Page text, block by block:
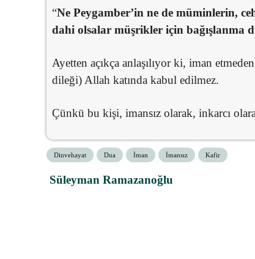
“Ne Peygamber’in ne de müminlerin,
dahi olsalar müşrikler için bağışlanma
Ayetten açıkça anlaşılıyor ki, iman
dileği) Allah katında kabul edilmez.
Çünkü bu kişi, imansız olarak, inkarcı
Dinvehayat Dua İman İmansız Kafir
Süleyman Ramazanoğlu